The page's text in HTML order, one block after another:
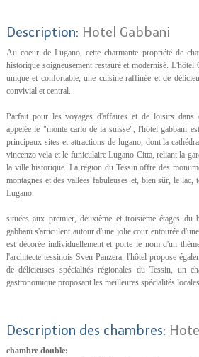
Description: Hotel Gabbani
Au coeur de Lugano, cette charmante propriété de
historique soigneusement restauré et modernisé. L'hôtel
unique et confortable, une cuisine raffinée et de
convivial et central.
Parfait pour les voyages d'affaires et de loisirs dans
appelée le "monte carlo de la suisse", l'hôtel gabbani
principaux sites et attractions de lugano, dont la
vincenzo vela et le funiculaire Lugano Citta, reliant la
la ville historique. La région du Tessin offre des
montagnes et des vallées fabuleuses et, bien sûr, le lac,
Lugano.
situées aux premier, deuxième et troisième étages du
gabbani s'articulent autour d'une jolie cour entourée
est décorée individuellement et porte le nom d'un
l'architecte tessinois Sven Panzera. l'hôtel propose
de délicieuses spécialités régionales du Tessin, un
gastronomique proposant les meilleures spécialités locales.
Description des chambres:
chambre double: